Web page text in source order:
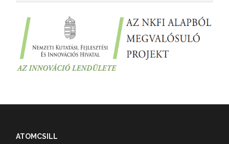
ATOMCSILL